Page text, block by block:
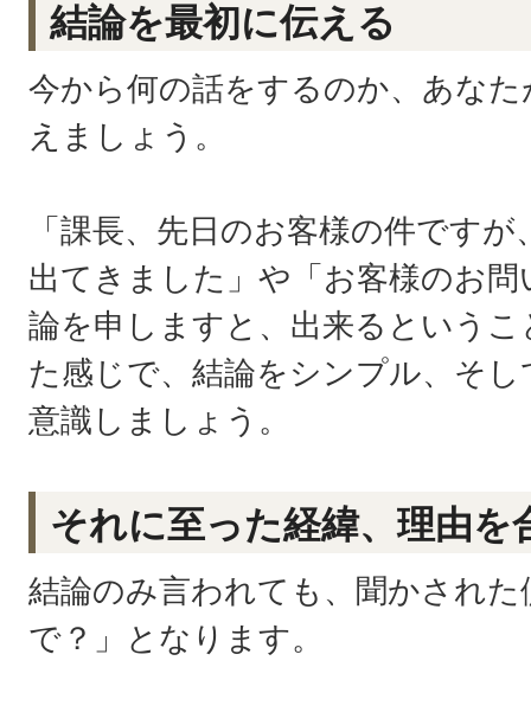
結論を最初に伝える
今から何の話をするのか、あな
えましょう。
「課長、先日のお客様の件です
出てきました」や「お客様のお
論を申しますと、出来るという
た感じで、結論をシンプル、そ
意識しましょう。
それに至った経緯、理由を
結論のみ言われても、聞かされ
で？」となります。